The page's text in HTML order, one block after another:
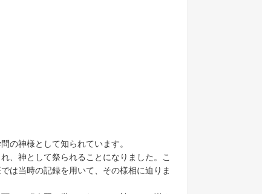
の神様として知られています。
、神として祭られることになりました。こ
は当時の記録を用いて、その様相に迫りま